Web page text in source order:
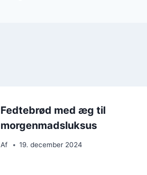
Fedtebrød med æg til
morgenmadsluksus
Af 19. december 2024